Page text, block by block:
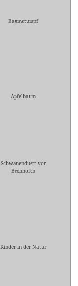
Baumstumpf
Apfelbaum
Schwanenduett vor
Bechhofen
Kinder in der Natur